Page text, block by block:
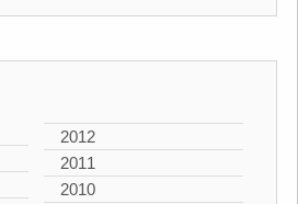
2012
2011
2010